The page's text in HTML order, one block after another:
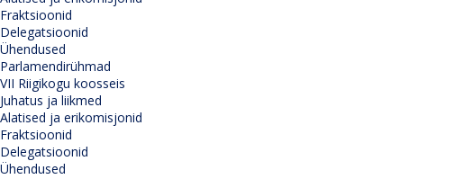
Fraktsioonid
Delegatsioonid
Ühendused
Parlamendirühmad
VII Riigikogu koosseis
Juhatus ja liikmed
Alatised ja erikomisjonid
Fraktsioonid
Delegatsioonid
Ühendused